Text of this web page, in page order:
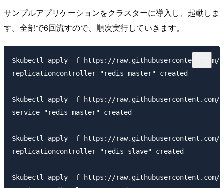
サンプルアプリケーションをクラスターに導入し、起動しま
す。全部で6回流すので、順次実行していきます。
$kubectl apply -f https://raw.githubusercontent.com/
replicationcontroller "redis-master" created
$kubectl apply -f https://raw.githubusercontent.com/
service "redis-master" created
$kubectl apply -f https://raw.githubusercontent.com/
replicationcontroller "redis-slave" created
$kubectl apply -f https://raw.githubusercontent.com/